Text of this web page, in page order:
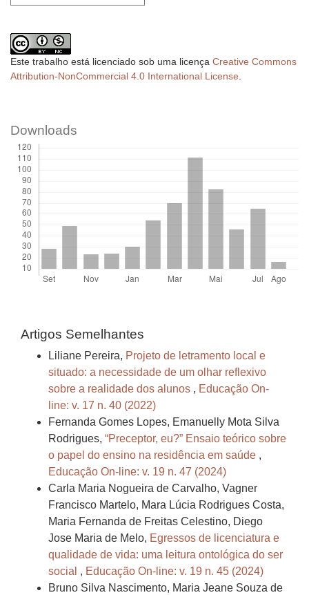
Este trabalho está licenciado sob uma licença Creative Commons
Attribution-NonCommercial 4.0 International License.
Downloads
Artigos Semelhantes
Liliane Pereira, Projeto de letramento local e
situado: a necessidade de um olhar reflexivo
sobre a realidade dos alunos , Educação On-
line: v. 17 n. 40 (2022)
Fernanda Gomes Lopes, Emanuelly Mota Silva
Rodrigues, “Preceptor, eu?” Ensaio teórico sobre
o papel do ensino na residência em saúde ,
Educação On-line: v. 19 n. 47 (2024)
Carla Maria Nogueira de Carvalho, Vagner
Francisco Martelo, Mara Lúcia Rodrigues Costa,
Maria Fernanda de Freitas Celestino, Diego
Jose Maria de Melo, Egressos de licenciatura e
qualidade de vida: uma leitura ontológica do ser
social , Educação On-line: v. 19 n. 45 (2024)
Bruno Silva Nascimento, Maria Jeane Souza de